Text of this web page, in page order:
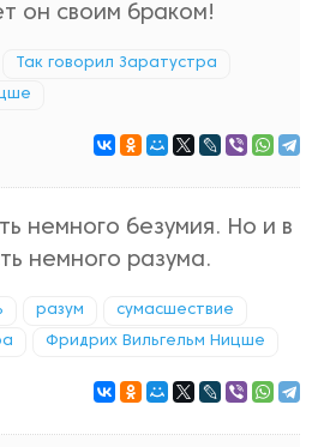
он своим браком!
Так говорил Заратустра
немного безумия. Но и в
немного разума.
разум сумасшествие
Фридрих Вильгельм Ницше